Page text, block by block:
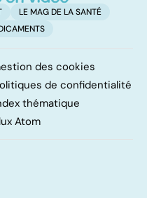
LE MAG DE LA SANTÉ
des cookies
de confidentialité
thématique
Atom